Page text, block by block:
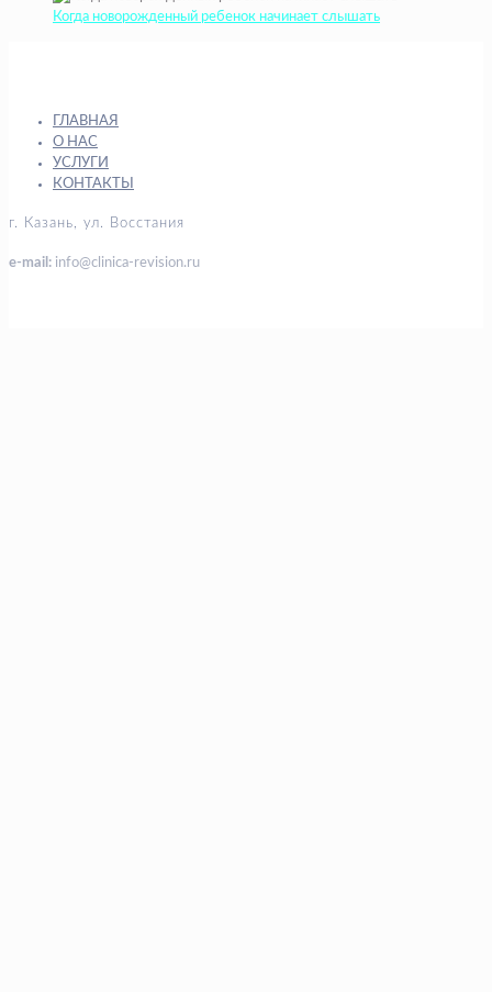
Когда новорожденный ребенок начинает слышать
ГЛАВНАЯ
О НАС
УСЛУГИ
КОНТАКТЫ
г. Казань, ул. Восстания
e-mail: info@clinica-revision.ru